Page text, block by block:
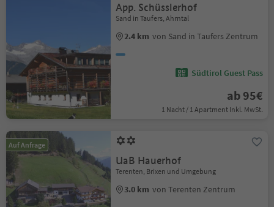
App. Schüsslerhof
Sand in Taufers, Ahrntal
2.4 km von Sand in Taufers Zentrum
Südtirol Guest Pass
ab 95€
1 Nacht / 1 Apartment Inkl. MwSt.
Auf Anfrage
UaB Hauerhof
Terenten, Brixen und Umgebung
3.0 km von Terenten Zentrum